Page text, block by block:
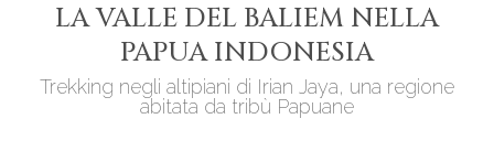
LA VALLE DEL BALIEM NELLA
PAPUA INDONESIA
Trekking negli altipiani di Irian Jaya, una regione
abitata da tribù Papuane